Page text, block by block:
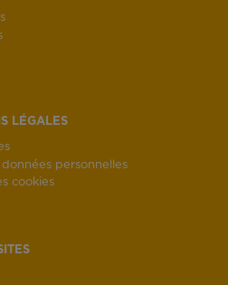
LÉGALES
personnelles
cookies